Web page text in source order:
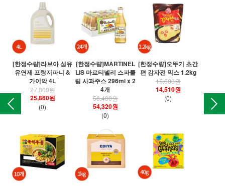
[한정수량]라브아 섬유
유연제 프랑지파니 &
가이악 4L
27,800원
25,860원
(0)
[한정수량]MARTINEL
LIS 마르티넬리 스파클
링 사과주스 296ml x 2
4개
58,400원
54,320원
(0)
[한정수량]오뚜기 초간
편 감자전 믹스 1.2kg
15,600원
14,510원
(0)